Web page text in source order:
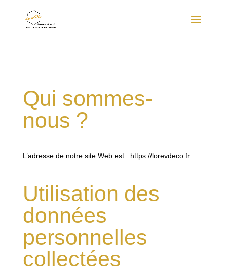
Qui sommes-
nous ?
L’adresse de notre site Web est : https://lorevdeco.fr.
Utilisation des
données
personnelles
collectées